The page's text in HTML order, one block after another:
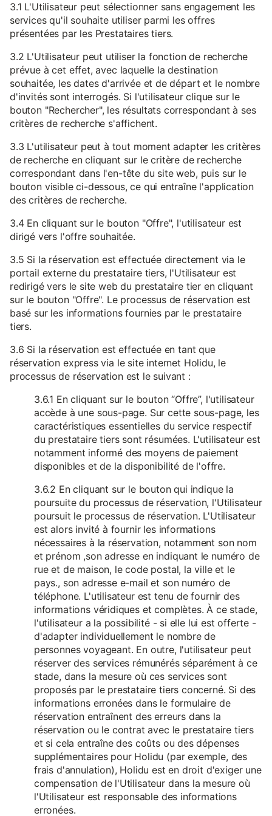
3.1 L'Utilisateur peut sélectionner sans engagement les
services qu'il souhaite utiliser parmi les offres
présentées par les Prestataires tiers.
3.2 L'Utilisateur peut utiliser la fonction de recherche
prévue à cet effet, avec laquelle la destination
souhaitée, les dates d'arrivée et de départ et le nombre
d'invités sont interrogés. Si l'utilisateur clique sur le
bouton "Rechercher", les résultats correspondant à ses
critères de recherche s'affichent.
3.3 L'utilisateur peut à tout moment adapter les critères
de recherche en cliquant sur le critère de recherche
correspondant dans l'en-tête du site web, puis sur le
bouton visible ci-dessous, ce qui entraîne l'application
des critères de recherche.
3.4 En cliquant sur le bouton "Offre", l'utilisateur est
dirigé vers l'offre souhaitée.
3.5 Si la réservation est effectuée directement via le
portail externe du prestataire tiers, l'Utilisateur est
redirigé vers le site web du prestataire tier en cliquant
sur le bouton "Offre". Le processus de réservation est
basé sur les informations fournies par le prestataire
tiers.
3.6 Si la réservation est effectuée en tant que
réservation express via le site internet Holidu, le
processus de réservation est le suivant :
3.6.1 En cliquant sur le bouton “Offre”, l'utilisateur
accède à une sous-page. Sur cette sous-page, les
caractéristiques essentielles du service respectif
du prestataire tiers sont résumées. L'utilisateur est
notamment informé des moyens de paiement
disponibles et de la disponibilité de l'offre.
3.6.2 En cliquant sur le bouton qui indique la
poursuite du processus de réservation, l'Utilisateur
poursuit le processus de réservation. L'Utilisateur
est alors invité à fournir les informations
nécessaires à la réservation, notamment son nom
et prénom ,son adresse en indiquant le numéro de
rue et de maison, le code postal, la ville et le
pays., son adresse e-mail et son numéro de
téléphone. L'utilisateur est tenu de fournir des
informations véridiques et complètes. À ce stade,
l'utilisateur a la possibilité - si elle lui est offerte -
d'adapter individuellement le nombre de
personnes voyageant. En outre, l'utilisateur peut
réserver des services rémunérés séparément à ce
stade, dans la mesure où ces services sont
proposés par le prestataire tiers concerné. Si des
informations erronées dans le formulaire de
réservation entraînent des erreurs dans la
réservation ou le contrat avec le prestataire tiers
et si cela entraîne des coûts ou des dépenses
supplémentaires pour Holidu (par exemple, des
frais d'annulation), Holidu est en droit d'exiger une
compensation de l'Utilisateur dans la mesure où
l'Utilisateur est responsable des informations
erronées.